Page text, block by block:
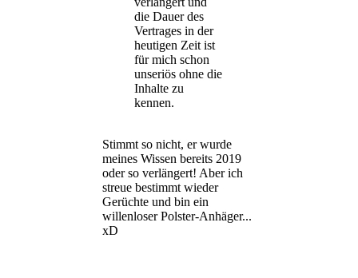
die Dauer des
Vertrages in der
heutigen Zeit ist
für mich schon
unseriös ohne die
Inhalte zu
kennen.
Stimmt so nicht, er wurde
meines Wissen bereits 2019
oder so verlängert! Aber ich
streue bestimmt wieder
Gerüchte und bin ein
willenloser Polster-Anhäger...
xD